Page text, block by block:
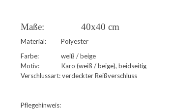
Maße: 40x40 cm
Material: Polyester
Farbe: weiß / beige
Motiv: Karo (weiß / beige), beidseitig
Verschlussart: verdeckter Reißverschluss
Pflegehinweis: